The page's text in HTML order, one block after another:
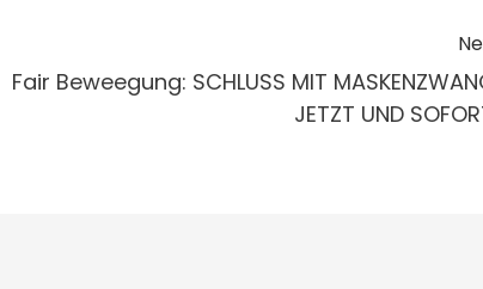
Fair Beweegung: SCHLUSS MIT
JETZT UND